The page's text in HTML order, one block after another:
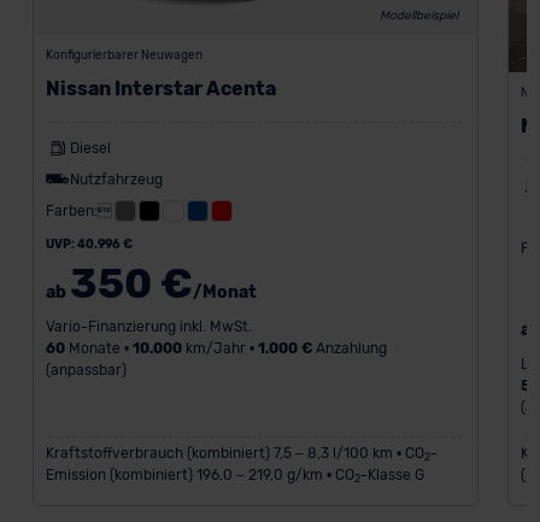
Modellbeispiel
Konfigurierbarer Neuwagen
Nissan Interstar Acenta
Diesel
Nutzfahrzeug
Farben:
UVP: 40.996 €
ab 350 €/Monat
Vario-Finanzierung inkl. MwSt.
60Monate • 10.000km/Jahr • 1.000 €Anzahlung
(anpassbar)
Kraftstoffverbrauch (kombiniert) 7,5 – 8,3 l/100 km • CO2-
Emission (kombiniert) 196,0 – 219,0 g/km • CO2-Klasse G
54